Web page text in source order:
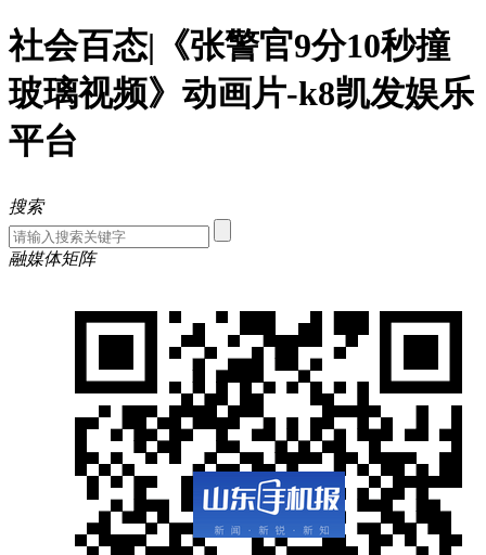
社会百态|《张警官9分10秒撞
玻璃视频》动画片-k8凯发娱乐
平台
搜索
融媒体矩阵